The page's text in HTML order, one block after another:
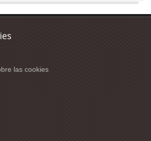
las cookies